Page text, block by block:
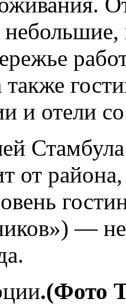
также
и отели
от
—
.(Фото